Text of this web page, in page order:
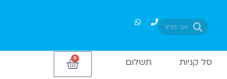
חיפושחיפוש
סל קניות תשלום 0
עגלת
קניות